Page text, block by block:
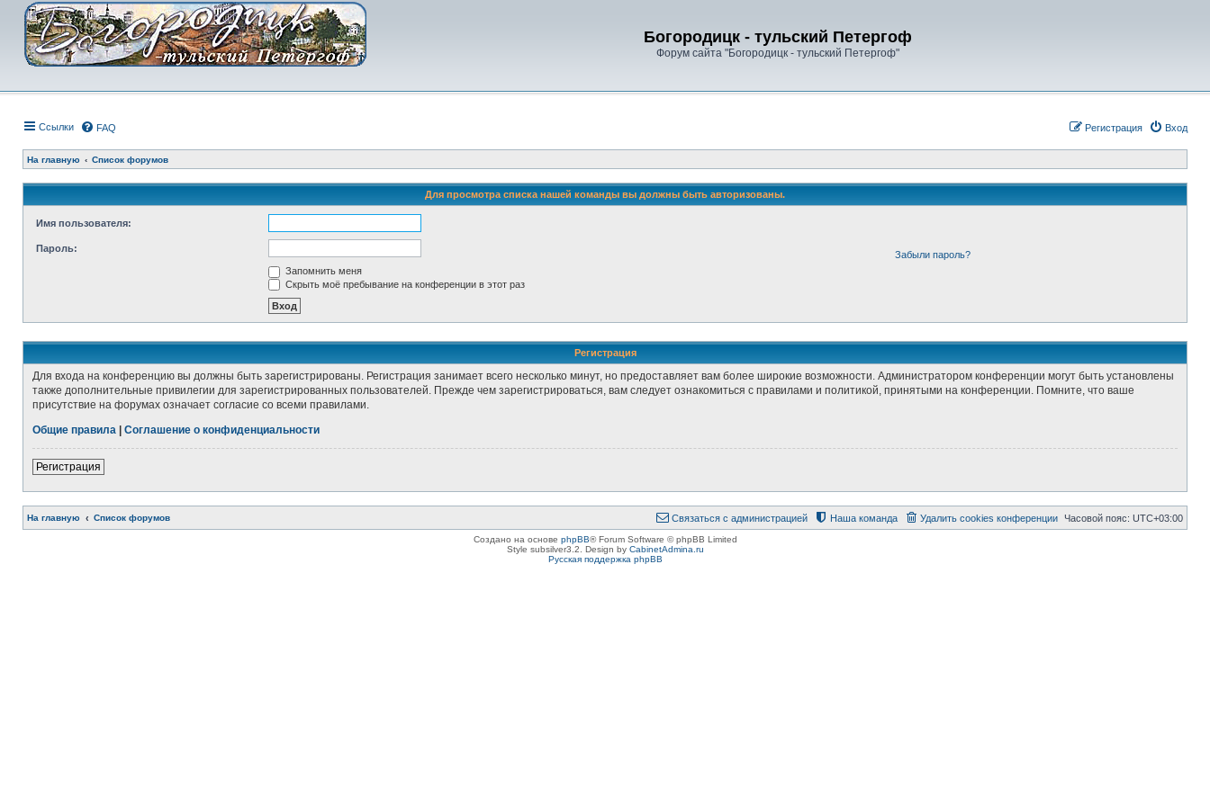
Богородицк - тульский Петергоф
Форум сайта "Богородицк - тульский Петергоф"
Ссылки FAQ Вход
Регистрация
На главную Список форумов
Для просмотра списка нашей команды вы должны быть авторизованы.
Имя пользователя:
Пароль:
Забыли пароль?
Запомнить меня
Скрыть моё пребывание на конференции в этот раз
Регистрация
Для входа на конференцию вы должны быть зарегистрированы. Регистрация занимает всего несколько минут, но предоставляет вам более широкие возможности. Администратором конференции могут быть установлены
также дополнительные привилегии для зарегистрированных пользователей. Прежде чем зарегистрироваться, вам следует ознакомиться с правилами и политикой, принятыми на конференции. Помните, что ваше
присутствие на форумах означает согласие со всеми правилами.
Общие правила
Соглашение о конфиденциальности
Регистрация
На главную Список форумов Часовой пояс: UTC+03:00
Удалить cookies конференции
Наша команда
Связаться с администрацией
Создано на основе phpBB® Forum Software © phpBB Limited
Style subsilver3.2. Design by CabinetAdmina.ru
Русская поддержка phpBB